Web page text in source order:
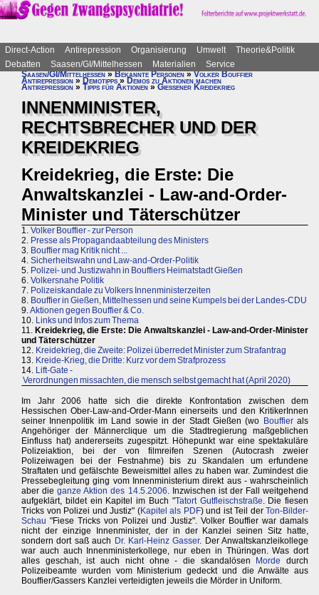
Direct-Action Antirepression Organisierung Umwelt
Theorie&Politik
Debatten
Saasen/GI/Mittelhessen Materialien
Service
Saasen/GI/Mittelhessen»Bekannte Personen»Volker Bouffier
Antirepression » Demotipps » Demos zu Aktionen machen
Antirepression » Tipps für Aktionen » Gießener Kreidekrieg
INNENMINISTER,
RECHTSBRECHER UND DER
KREIDEKRIEG
Kreidekrieg, die Erste: Die
Anwaltskanzlei - Law-and-Order-
Minister und Täterschützer
1. Volker Bouffier - zur Person
2. Presse als Propagandaabteilung des Ministers
3. Bouffier mag Kritik nicht ...
4. Sicherheitswahn und Law-and-Order-Politik
5. Polizei- und Justizwahn in Bouffiers Heimatstadt Gießen
6. Volkersnahe Politik
7. Polizeiskandale zu Volkers Innenministerzeiten
8. Bouffier in Gießen, Mittelhessen und seine Kumpels bei der Landes-CDU
9.Aktionen gegen Bouffier & Co.
10. Links und Infos zum Thema
11. Kreidekrieg, die Erste: Die Anwaltskanzlei - Law-and-Order-Minister
und Täterschützer
12. Kreidekrieg, die Zweite: Polizei überredet Minister zum Strafantrag
13. Kreide-Krieg, die Dritte: Kurz vor dem Strafprozess
14. Lift-Gate -
Verordnungen missachten, die mensch selbst gemacht hat (April 2020)
Im Jahr 2006 hatte sich die direkte Konfrontation zwischen dem
Hessischen Ober-Law-and-Order-Mann einerseits und den KritikerInnen
seiner Innenpolitik im Land sowie in der Stadt Gießen (wo Bouffierals
Angehöriger der Männerclique um die Stadtregierung maßgeblichen
Einfluss hat) andererseits zugespitzt. Höhepunkt war eine spektakuläre
Polizeiaktion, bei der von filmreifen Szenen (Autocrash zweier
Polizeiwagen bei der Festnahme) bis zu Skandalen um erfundene
Straftaten und gefälschte Beweismittel alles zu haben war. Zumindest die
Pressebegleitung ging vom Innenministerium direkt aus - wahrscheinlich
aber dieganze Aktion des 14.5.2006. Inzwischen ist der Fall weitgehend
aufgeklärt, bildet ein Kapitel im Buch "Tatort Gutfleischstraße. Die fiesen
Tricks von Polizei und Justiz" (Kapitel als PDF) und ist Teil derTon-Bilder-
Schau "Fiese Tricks von Polizei und Justiz". Volker Bouffier war damals
nicht der einzige Innenminister, der in der Kanzlei seinen Sitz hatte,
sondern dort saß auch Dr. Karl-Heinz Gasser. Der Anwaltskanzleikollege
war auch auch Innenministerkollege, nur eben in Thüringen. Was dort
alles geschah, ist auch nicht ohne - die skandalösen
Morde
durch
Polizeibeamte wurden vom Ministerium gedeckt und die Anwälte aus
Bouffier/Gassers Kanzlei verteidigten jeweils die Mörder in Uniform.